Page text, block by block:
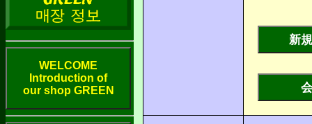
WELCOME
Introduction of
our shop GREEN